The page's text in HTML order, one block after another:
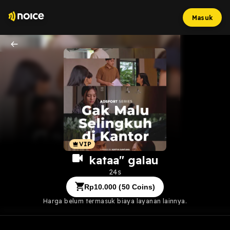
Masuk
kataa" galau
24s
Rp10.000 (50Coins)
Harga belum termasuk biaya layanan lainnya.